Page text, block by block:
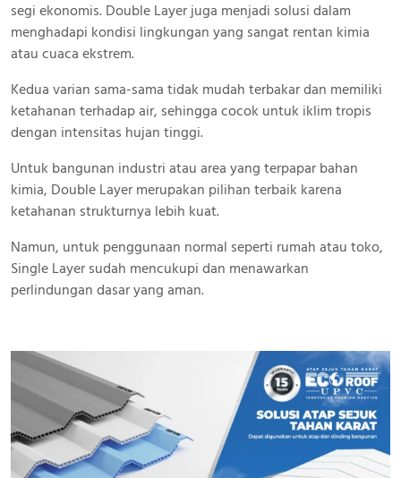
segi ekonomis. Double Layer juga menjadi solusi dalam
menghadapi kondisi lingkungan yang sangat rentan kimia
atau cuaca ekstrem.
Kedua varian sama-sama tidak mudah terbakar dan memiliki
ketahanan terhadap air, sehingga cocok untuk iklim tropis
dengan intensitas hujan tinggi.
Untuk bangunan industri atau area yang terpapar bahan
kimia, Double Layer merupakan pilihan terbaik karena
ketahanan strukturnya lebih kuat.
Namun, untuk penggunaan normal seperti rumah atau toko,
Single Layer sudah mencukupi dan menawarkan
perlindungan dasar yang aman.